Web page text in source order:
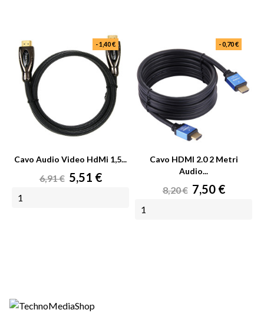
Cavo Audio Video HdMi 1,5...
Prezzo
6,91 € Prezzo
5,51 €
- 1,40 €
Cavo HDMI 2.0 2 Metri
Audio...
Prezzo
8,20 € Prezzo
7,50 €
- 0,70 €